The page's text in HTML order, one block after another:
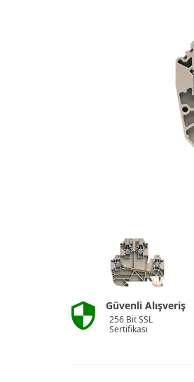
Güvenli Alışveriş
256 Bit SSL
Sertifikası